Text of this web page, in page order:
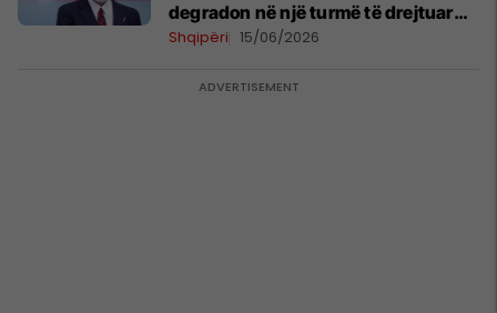
degradon në një turmë të drejtuar
nga mendje të liga
Shqipëri 15/06/2026